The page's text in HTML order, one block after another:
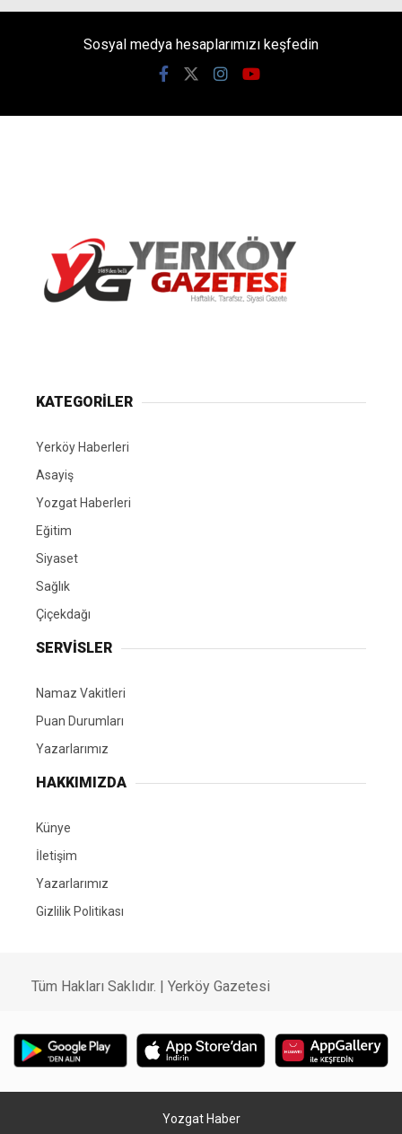
Sosyal medya hesaplarımızı keşfedin
KATEGORİLER
Yerköy Haberleri
Asayiş
Yozgat Haberleri
Eğitim
Siyaset
Sağlık
Çiçekdağı
SERVİSLER
Namaz Vakitleri
Puan Durumları
Yazarlarımız
HAKKIMIZDA
Künye
İletişim
Yazarlarımız
Gizlilik Politikası
Tüm Hakları Saklıdır. | Yerköy Gazetesi
Yozgat Haber